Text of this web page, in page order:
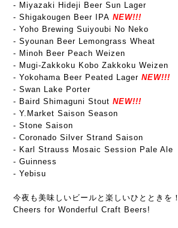
- Miyazaki Hideji Beer Sun Lager
- Shigakougen Beer IPA NEW!!!
- Yoho Brewing Suiyoubi No Neko
- Syounan Beer Lemongrass Wheat
- Minoh Beer Peach Weizen
- Mugi-Zakkoku Kobo Zakkoku Weizen
- Yokohama Beer Peated Lager NEW!!!
- Swan Lake Porter
- Baird Shimaguni Stout NEW!!!
- Y.Market Saison Season
- Stone Saison
- Coronado Silver Strand Saison
- Karl Strauss Mosaic Session Pale Ale
- Guinness
- Yebisu
今夜も美味しいビールと楽しいひとときを！
Cheers for Wonderful Craft Beers!